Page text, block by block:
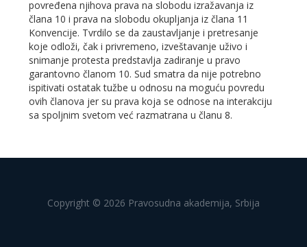
povređena njihova prava na slobodu izražavanja iz
člana 10 i prava na slobodu okupljanja iz člana 11
Konvencije. Tvrdilo se da zaustavljanje i pretresanje
koje odloži, čak i privremeno, izveštavanje uživo i
snimanje protesta predstavlja zadiranje u pravo
garantovno članom 10. Sud smatra da nije potrebno
ispitivati ostatak tužbe u odnosu na moguću povredu
ovih članova jer su prava koja se odnose na interakciju
sa spoljnim svetom već razmatrana u članu 8.
Copyright © 2026 Pravosudna akademija, Srbija